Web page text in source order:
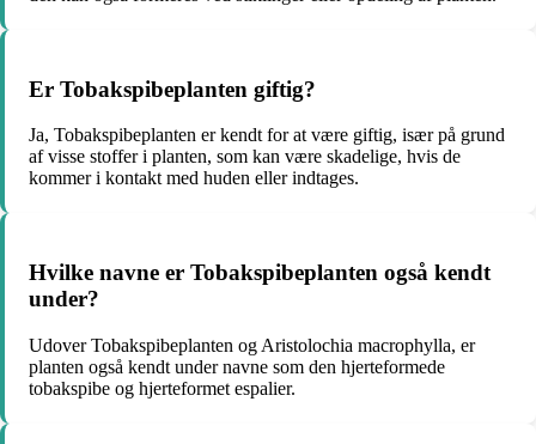
Er Tobakspibeplanten giftig?
Ja, Tobakspibeplanten er kendt for at være giftig, især på grund
af visse stoffer i planten, som kan være skadelige, hvis de
kommer i kontakt med huden eller indtages.
Hvilke navne er Tobakspibeplanten også kendt
under?
Udover Tobakspibeplanten og Aristolochia macrophylla, er
planten også kendt under navne som den hjerteformede
tobakspibe og hjerteformet espalier.